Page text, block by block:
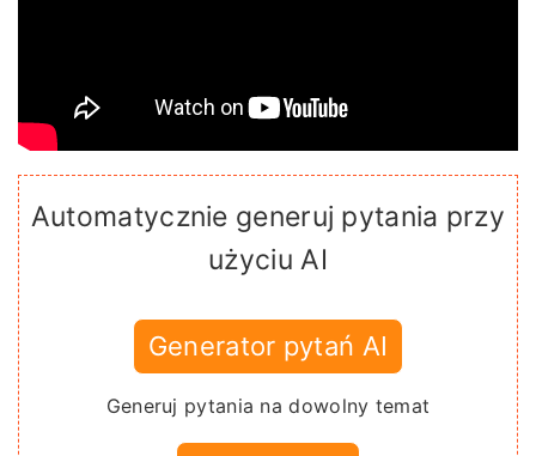
Automatycznie generuj pytania przy
użyciu AI
Generator pytań AI
Generuj pytania na dowolny temat